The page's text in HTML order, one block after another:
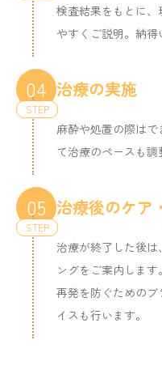
検査結果をもとに、
やすくご説明。納得
04 治療の実施
麻酔や処置の際は
て治療のペースも調
05 治療後のケア
治療が終了した後
ングをご案内します。
再発を防ぐための
イスも行います。